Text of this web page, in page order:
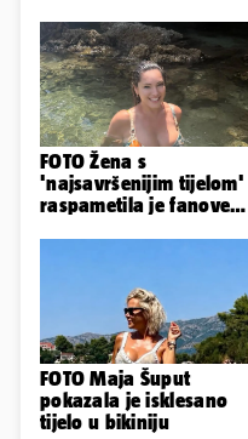
FOTO Žena s
'najsavršenijim tijelom'
raspametila je fanove
FOTO Maja Šuput
pokazala je isklesano
tijelo u bikiniju